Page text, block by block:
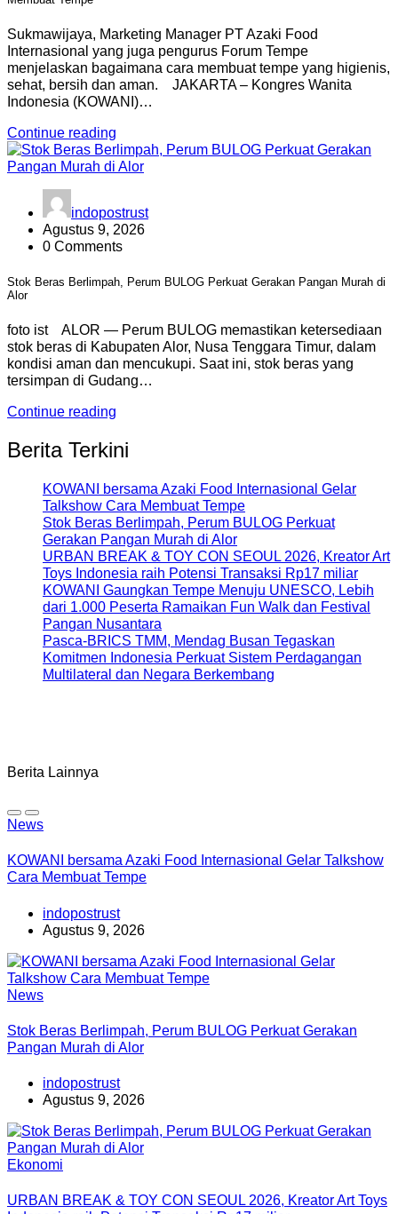
Sukmawijaya, Marketing Manager PT Azaki Food
Internasional yang juga pengurus Forum Tempe
menjelaskan bagaimana cara membuat tempe yang higienis,
sehat, bersih dan aman. JAKARTA – Kongres Wanita
Indonesia (KOWANI)…
Continue reading
indopostrust
Agustus 9, 2026
0 Comments
Stok Beras Berlimpah, Perum BULOG Perkuat Gerakan Pangan Murah di
Alor
foto ist ALOR — Perum BULOG memastikan ketersediaan
stok beras di Kabupaten Alor, Nusa Tenggara Timur, dalam
kondisi aman dan mencukupi. Saat ini, stok beras yang
tersimpan di Gudang…
Continue reading
Berita Terkini
KOWANI bersama Azaki Food Internasional Gelar
Talkshow Cara Membuat Tempe
Stok Beras Berlimpah, Perum BULOG Perkuat
Gerakan Pangan Murah di Alor
URBAN BREAK & TOY CON SEOUL 2026, Kreator Art
Toys Indonesia raih Potensi Transaksi Rp17 miliar
KOWANI Gaungkan Tempe Menuju UNESCO, Lebih
dari 1.000 Peserta Ramaikan Fun Walk dan Festival
Pangan Nusantara
Pasca-BRICS TMM, Mendag Busan Tegaskan
Komitmen Indonesia Perkuat Sistem Perdagangan
Multilateral dan Negara Berkembang
Berita Lainnya
News
KOWANI bersama Azaki Food Internasional Gelar Talkshow
Cara Membuat Tempe
indopostrust
Agustus 9, 2026
News
Stok Beras Berlimpah, Perum BULOG Perkuat Gerakan
Pangan Murah di Alor
indopostrust
Agustus 9, 2026
Ekonomi
URBAN BREAK & TOY CON SEOUL 2026, Kreator Art Toys